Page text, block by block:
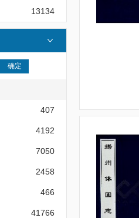
13134
407
4192
7050
2458
466
41766